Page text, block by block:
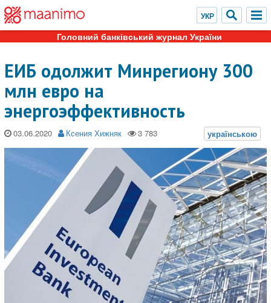
Головний банківський журнал України
ЕИБ одолжит Минрегиону 300
млн евро на
энергоэффективность
03.06.2020 Ксения Хижняк